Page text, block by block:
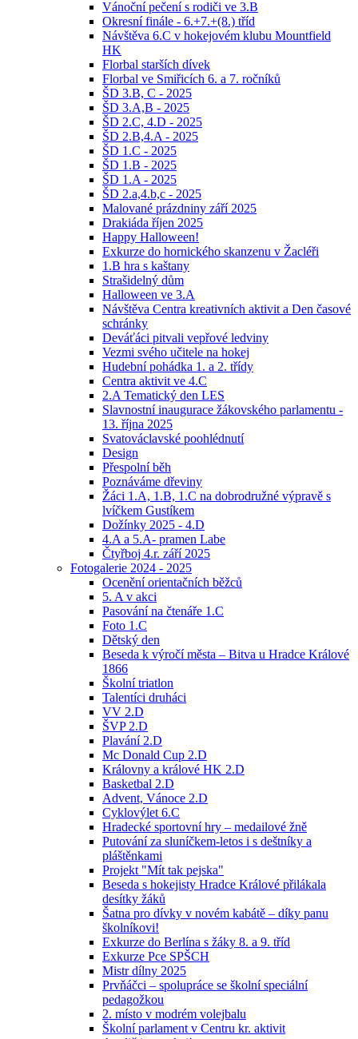
Vánoční pečení s rodiči ve 3.B
Okresní finále - 6.+7.+(8.) tříd
Návštěva 6.C v hokejovém klubu Mountfield
HK
Florbal starších dívek
Florbal ve Smiřicích 6. a 7. ročníků
ŠD 3.B, C - 2025
ŠD 3.A,B - 2025
ŠD 2.C, 4.D - 2025
ŠD 2.B,4.A - 2025
ŠD 1.C - 2025
ŠD 1.B - 2025
ŠD 1.A - 2025
ŠD 2.a,4.b,c - 2025
Malované prázdniny září 2025
Drakiáda říjen 2025
Happy Halloween!
Exkurze do hornického skanzenu v Žacléři
1.B hra s kaštany
Strašidelný dům
Halloween ve 3.A
Návštěva Centra kreativních aktivit a Den časové
schránky
Deváťáci pitvali vepřové ledviny
Vezmi svého učitele na hokej
Hudební pohádka 1. a 2. třídy
Centra aktivit ve 4.C
2.A Tematický den LES
Slavnostní inaugurace žákovského parlamentu -
13. října 2025
Svatováclavské poohlédnutí
Design
Přespolní běh
Poznáváme dřeviny
Žáci 1.A, 1.B, 1.C na dobrodružné výpravě s
lvíčkem Gustíkem
Dožínky 2025 - 4.D
4.A a 5.A- pramen Labe
Čtyřboj 4.r. září 2025
Fotogalerie 2024 - 2025
Ocenění orientačních běžců
5. A v akci
Pasování na čtenáře 1.C
Foto 1.C
Dětský den
Beseda k výročí města – Bitva u Hradce Králové
1866
Školní triatlon
Talentíci druháci
VV 2.D
ŠVP 2.D
Plavání 2.D
Mc Donald Cup 2.D
Královny a králové HK 2.D
Basketbal 2.D
Advent, Vánoce 2.D
Cyklovýlet 6.C
Hradecké sportovní hry – medailové žně
Putování za sluníčkem-letos i s deštníky a
pláštěnkami
Projekt "Mít tak pejska"
Beseda s hokejisty Hradce Králové přilákala
desítky žáků
Šatna pro dívky v novém kabátě – díky panu
školníkovi!
Exkurze do Berlína s žáky 8. a 9. tříd
Exkurze Pce SPŠCH
Mistr dílny 2025
Prvňáčci – spolupráce se školní speciální
pedagožkou
2. místo v modrém volejbalu
Školní parlament v Centru kr. aktivit